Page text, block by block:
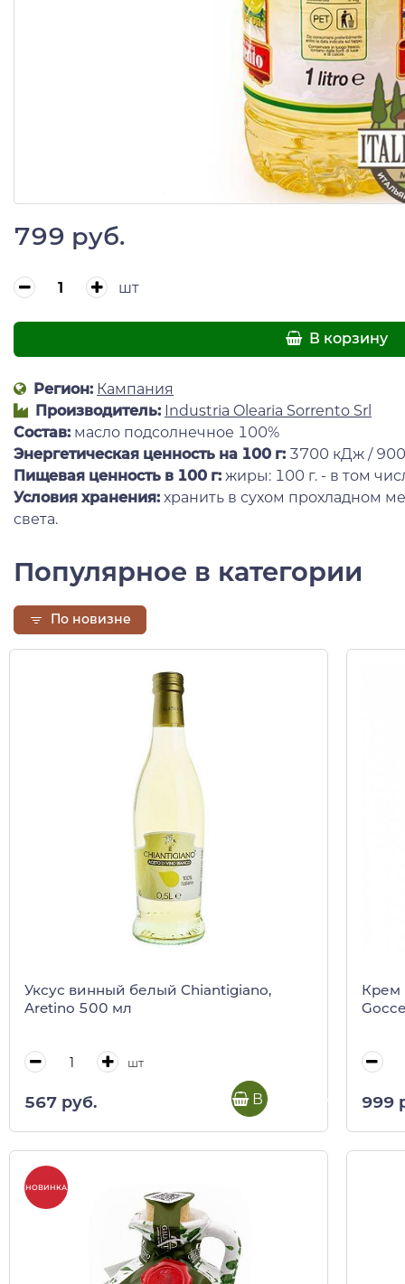
799 руб.
шт
В корзину
Регион: Кампания
Производитель: Industria Olearia Sorrento Srl
Состав: масло подсолнечное 100%
Энергетическая ценность на 100 г: 3700 кДж / 900
Пищевая ценность в 100 г: жиры: 100 г. - в том
Условия хранения: хранить в сухом прохладном
света.
Популярное в категории
По новизне
Уксус винный белый Chiantigiano,
Aretino 500 мл
шт
567 руб. В корзину
Крем
Gocce
999
НОВИНКА